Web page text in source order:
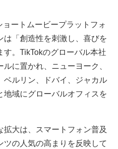
ートムービープラットフォ
は「創造性を刺激し、喜びを
す。TikTokのグローバル本社
に置かれ、ニューヨーク、
ベルリン、ドバイ、ジャカル
地域にグローバルオフィスを
拡大は、スマートフォン普及
ツの人気の高まりを反映して